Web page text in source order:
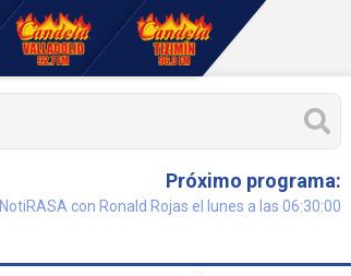
Próximo programa:
NotiRASA con Ronald Rojas el lunes a las 06:30:00